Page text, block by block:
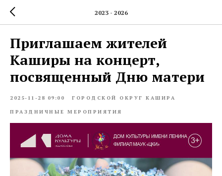
2023 - 2026
Приглашаем жителей
Каширы на концерт,
посвященный Дню матери
2025-11-28 09:00 ГОРОДСКОЙ ОКРУГ КАШИРА
ПРАЗДНИЧНЫЕ МЕРОПРИЯТИЯ